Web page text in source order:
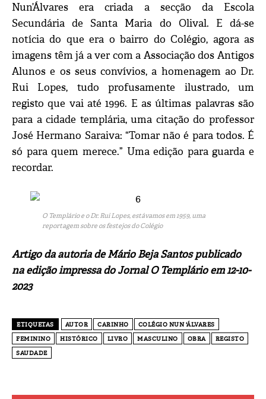
Nun’Álvares era criada a secção da Escola
Secundária de Santa Maria do Olival. E dá-se
notícia do que era o bairro do Colégio, agora as
imagens têm já a ver com a Associação dos Antigos
Alunos e os seus convívios, a homenagem ao Dr.
Rui Lopes, tudo profusamente ilustrado, um
registo que vai até 1996. E as últimas palavras são
para a cidade templária, uma citação do professor
José Hermano Saraiva: “Tomar não é para todos. É
só para quem merece.” Uma edição para guarda e
recordar.
O Templário e o Dr. Rui Lopes, estávamos em 1959, uma
reportagem sobre os festejos do Colégio
Artigo da autoria de Mário Beja Santos publicado
na edição impressa do Jornal O Templário em 12-10-
2023
ETIQUETAS AUTOR CARINHO
COLÉGIO NUN 'ÁLVARES
FEMININO
HISTÓRICO LIVRO MASCULINO OBRA
REGISTO
SAUDADE